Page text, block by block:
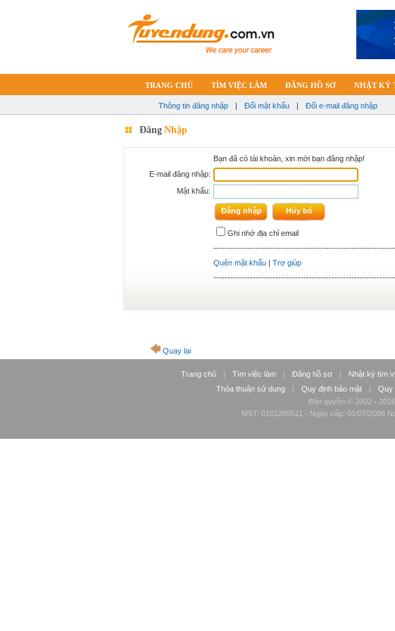
TRANG CHỦ TÌM VIỆC LÀM ĐĂNG HỒ SƠ NHẬT KÝ
Thông tin đăng nhập | Đổi mật khẩu | Đổi e-mail đăng nhập
Đăng Nhập
Bạn đã có tài khoản, xin mời bạn đăng nhập!
E-mail đăng nhập:
Mật khẩu:
Ghi nhớ địa chỉ email
Quên mật khẩu | Trợ giúp
Quay lại
Trang chủ | Tìm việc làm | Đăng hồ sơ | Nhật ký tìm
Thỏa thuận sử dụng
| Quy định bảo mật | Quy
Bản quyền © 2002 -
MST: 0101269511 - Ngày cấp: 01/07/2008